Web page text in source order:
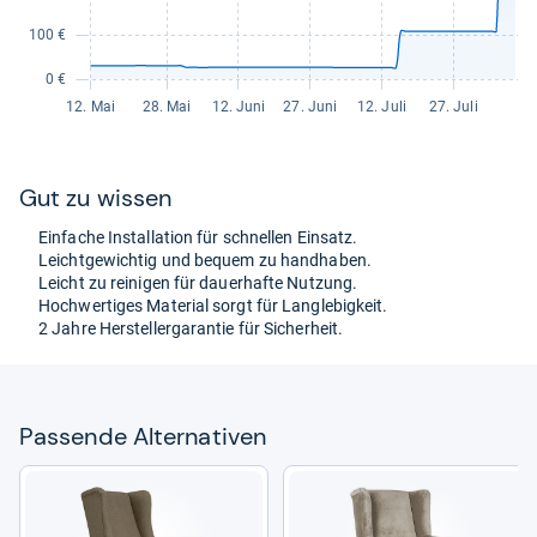
Gut zu wis­sen
Ein­fa­che Instal­la­tion für schnel­len Ein­satz.
Leicht­ge­wich­tig und bequem zu hand­ha­ben.
Leicht zu rei­ni­gen für dau­er­hafte Nut­zung.
Hoch­wer­ti­ges Mate­rial sorgt für Lang­le­big­keit.
2 Jahre Her­steller­ga­ran­tie für Sicher­heit.
Pas­sende Alter­na­ti­ven